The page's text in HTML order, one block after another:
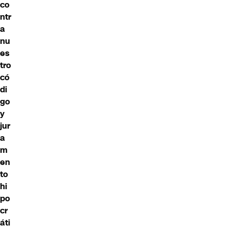
co
ntr
a
nu
es
tro
có
di
go
y
jur
a
m
en
to
hi
po
cr
áti